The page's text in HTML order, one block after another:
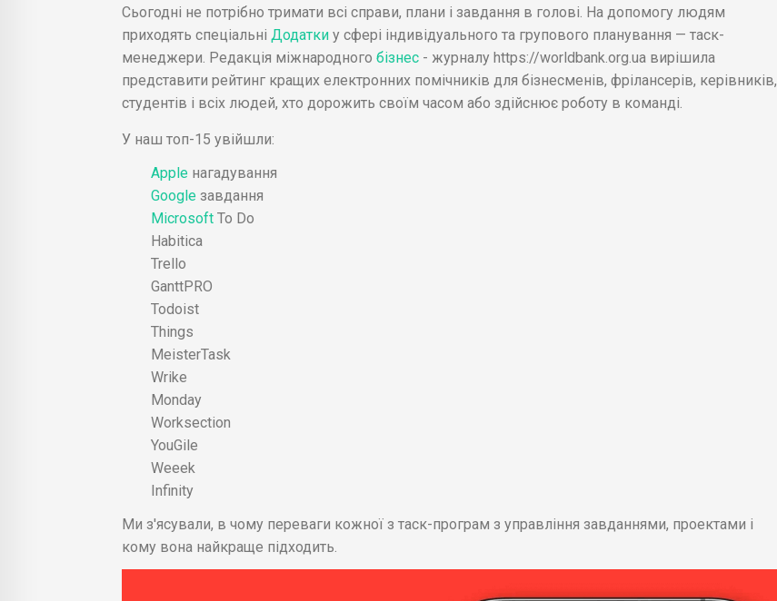
Сьогодні не потрібно тримати всі справи, плани і завдання в голові. На допомогу людям
приходять спеціальні Додатки у сфері індивідуального та групового планування — таск-
менеджери. Редакція міжнародного бізнес - журналу https://worldbank.org.ua вирішила
представити рейтинг кращих електронних помічників для бізнесменів, фрілансерів, керівників,
студентів і всіх людей, хто дорожить своїм часом або здійснює роботу в команді.
У наш топ-15 увійшли:
Appleнагадування
Googleзавдання
MicrosoftTo Do
Habitica
Trello
GanttPRO
Todoist
Things
MeisterTask
Wrike
Monday
Worksection
YouGile
Weeek
Infinity
Ми з'ясували, в чому переваги кожної з таск-програм з управління завданнями, проектами і
кому вона найкраще підходить.